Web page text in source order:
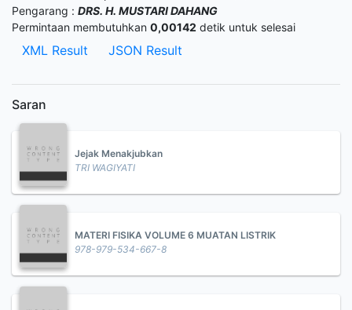
Pengarang : DRS. H. MUSTARI DAHANG
Permintaan membutuhkan 0,00142 detik untuk selesai
XML Result JSON Result
Saran
Jejak Menakjubkan
TRI WAGIYATI
MATERI FISIKA VOLUME 6 MUATAN LISTRIK
978-979-534-667-8